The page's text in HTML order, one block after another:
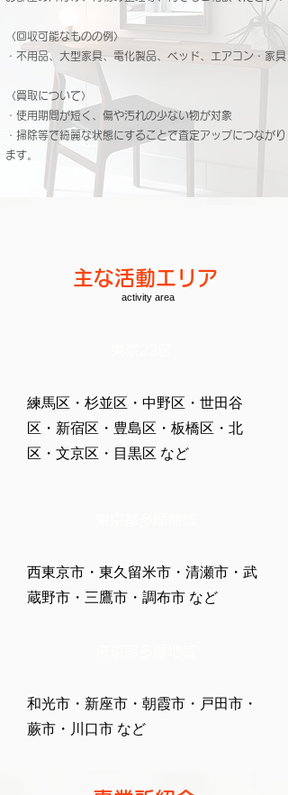
〈回収可能なものの例〉
・不用品、大型家具、電化製品、ベッド、 エアコン・家具
〈買取について〉
・使用期間が短く、傷や汚れの少ない物が対象
・掃除等で綺麗な状態にすることで査定アップにつながり
ます。
​主な活動エリア
activity area
練馬区・杉並区・中野区・世田谷
区・新宿区・豊島区・板橋区・北
区・文京区・目黒区 など
西東京市・東久留米市・清瀬市・武
蔵野市・三鷹市・調布市 など
和光市・新座市・朝霞市・戸田市・
蕨市・川口市 など